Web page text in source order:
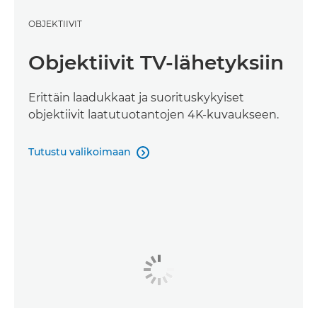
OBJEKTIIVIT
Objektiivit TV-lähetyksiin
Erittäin laadukkaat ja suorituskykyiset
objektiivit laatutuotantojen 4K-kuvaukseen.
Tutustu valikoimaan 